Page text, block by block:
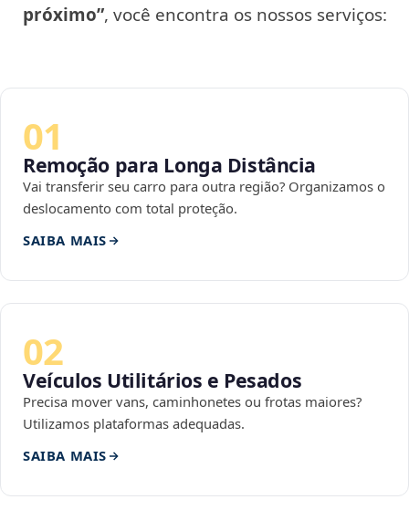
próximo”, você encontra os nossos serviços:
01
Remoção para Longa Distância
Vai transferir seu carro para outra região? Organizamos o
deslocamento com total proteção.
SAIBA MAIS
02
Veículos Utilitários e Pesados
Precisa mover vans, caminhonetes ou frotas maiores?
Utilizamos plataformas adequadas.
SAIBA MAIS